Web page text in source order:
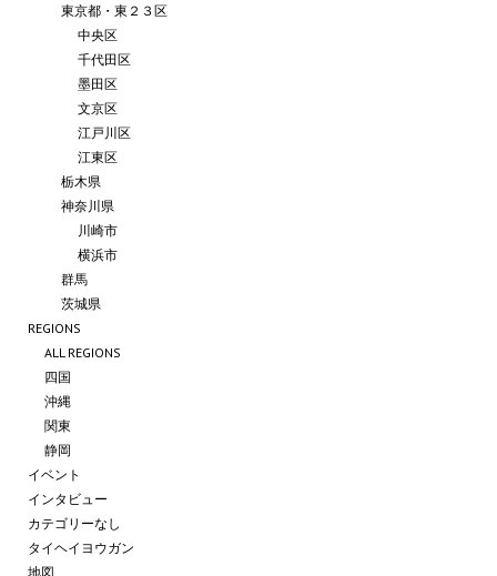
東京都・東２３区
中央区
千代田区
墨田区
文京区
江戸川区
江東区
栃木県
神奈川県
川崎市
横浜市
群馬
茨城県
REGIONS
ALL REGIONS
四国
沖縄
関東
静岡
イベント
インタビュー
カテゴリーなし
タイヘイヨウガン
地図